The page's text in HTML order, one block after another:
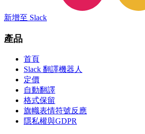
新增至 Slack
產品
首頁
Slack 翻譯機器人
定價
自動翻譯
格式保留
旗幟表情符號反應
隱私權與GDPR